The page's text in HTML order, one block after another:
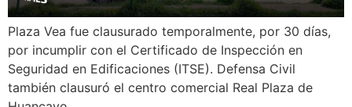
Plaza Vea fue clausurado temporalmente, por 30 días,
por incumplir con el Certificado de Inspección en
Seguridad en Edificaciones (ITSE). Defensa Civil
también clausuró el centro comercial Real Plaza de